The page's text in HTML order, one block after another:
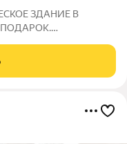
ЗДАНИЕ В
ПОДАРОК.
И КВАРТИРА
У ЗДАНИЯ